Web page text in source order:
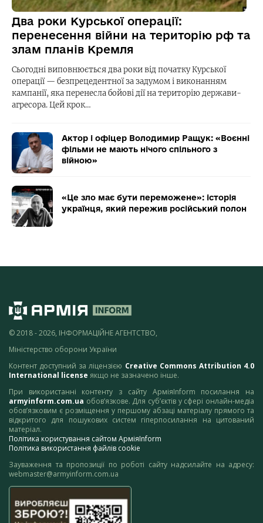
Два роки Курської операції:
перенесення війни на територію рф та
злам планів Кремля
Сьогодні виповнюється два роки від початку Курської
операції — безпрецедентної за задумом і виконанням
кампанії, яка перенесла бойові дії на територію держави-
агресора. Цей крок…
Актор і офіцер Володимир Ращук: «Воєнні
фільми не мають нічого спільного з
війною»
«Це зло має бути переможене»: історія
українця, який пережив російський полон
© 2018 - 2026, ІНФОРМАЦІЙНЕ АГЕНТСТВО,
Міністерство оборони України
Контент доступний за ліцензією Creative Commons Attribution 4.0
International license якщо не зазначено інше.
При використанні контенту з сайту АрміяInform посилання на
armyinform.com.ua обов’язкове. Для суб’єктів у сфері онлайн-медіа
обов’язковим є розміщення у першому абзаці матеріалу прямого та
відкритого для пошукових систем гіперпосилання на цитований
матеріал.
Політика користування сайтом АрміяInform
Політика використання файлів cookie
Зауваження та пропозиції по роботі сайту надсилайте на адресу:
webmaster@armyinform.com.ua